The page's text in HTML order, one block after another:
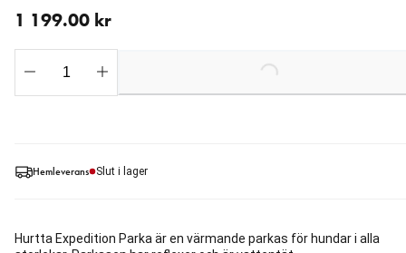
Hemleverans Slut i lager
Hurtta Expedition Parka är en värmande parkas för hundar i alla
1 199.00 kr
Loading...